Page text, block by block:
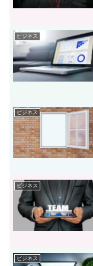
ビジネス
ビジネス
ビジネス
ビジネス